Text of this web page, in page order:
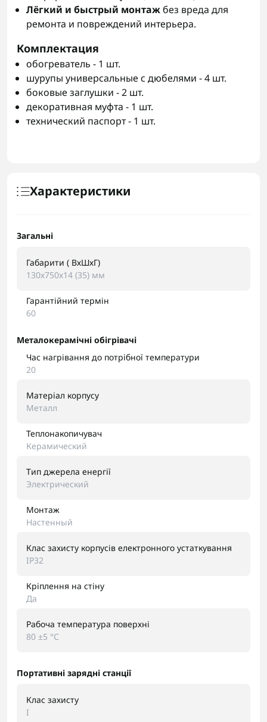
Лёгкий и быстрый монтажбез вреда для
ремонта и повреждений интерьера.
Комплектация
обогреватель - 1 шт.
шурупы универсальные с дюбелями - 4 шт.
боковые заглушки - 2 шт.
декоративная муфта - 1 шт.
технический паспорт - 1 шт.
Характеристики
Загальні
Габарити ( ВхШхГ)
130х750х14 (35) мм
Гарантійний термін
60
Металокерамічні обігрівачі
Час нагрівання до потрібної температури
20
Матеріал корпусу
Металл
Теплонакопичувач
Керамический
Тип джерела енергії
Электрический
Монтаж
Настенный
Клас захисту корпусів електронного устаткування
IP32
Кріплення на стіну
Да
Рабоча температура поверхні
80 ±5 °С
Портативні зарядні станції
Клас захисту
I